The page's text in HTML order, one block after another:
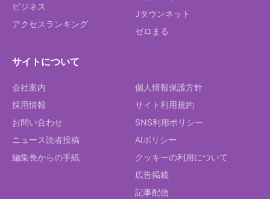
ビジネス
アクセスランキング
Jタウンネット
ゼロまる
サイトについて
会社案内
採用情報
お問い合わせ
ニュース読者投稿
編集長からの手紙
個人情報保護方針
サイト利用規約
SNS利用ポリシー
AIポリシー
クッキーの利用について
広告掲載
記事配信